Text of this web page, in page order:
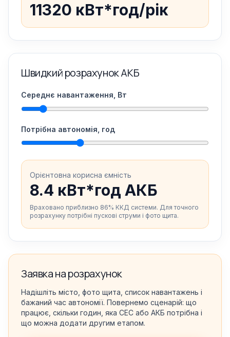
11320 кВт*год/рік
Швидкий розрахунок АКБ
Середнє навантаження, Вт
Потрібна автономія, год
Орієнтовна корисна ємність
8.4 кВт*год АКБ
Враховано приблизно 86% ККД системи. Для точного
розрахунку потрібні пускові струми і фото щита.
Заявка на розрахунок
Надішліть місто, фото щита, список навантажень і
бажаний час автономії. Повернемо сценарій: що
працює, скільки годин, яка СЕС або АКБ потрібна і
що можна додати другим етапом.